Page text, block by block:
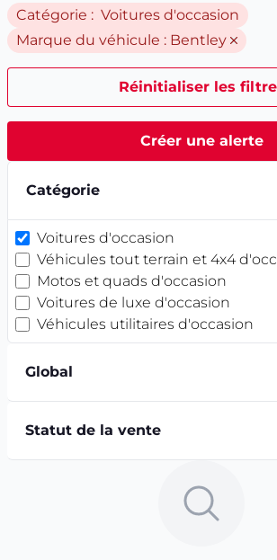
Catégorie : Voitures d'occasion
Marque du véhicule : Bentley
Réinitialiser les
Créer une alerte
Catégorie
Voitures d'occasion
Véhicules tout terrain et 4x4
Motos et quads d'occasion
Voitures de luxe d'occasion
Véhicules utilitaires d'occasion
Global
Statut de la vente